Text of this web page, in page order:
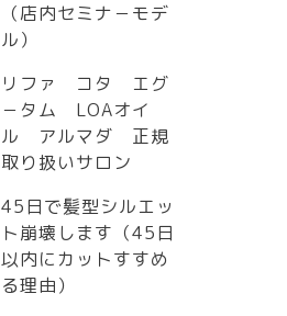
（店内セミナ－モデ
ル）
リファ コタ エグ
－タム LOAオイ
ル アルマダ 正規
取り扱いサロン
45日で髪型シルエッ
ト崩壊します（45日
以内にカットすすめ
る理由）